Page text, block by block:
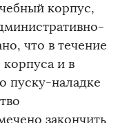
корпус,
что в течение
и в
пуску-наладке
закончить